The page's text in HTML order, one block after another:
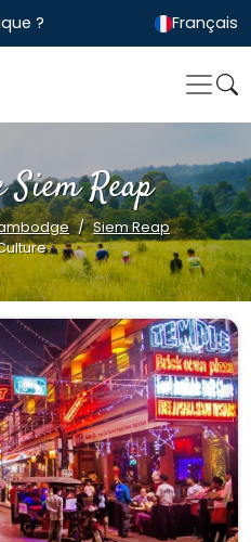
? Français
Reap
Siem Reap